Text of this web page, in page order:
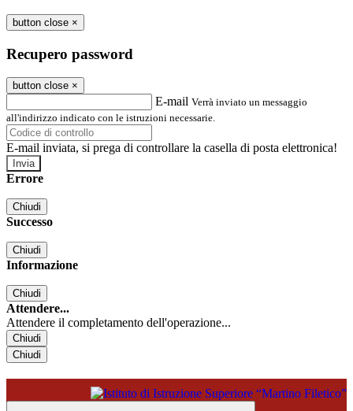
button close ×
Recupero password
button close ×
E-mail Verrà inviato un messaggio
all'indirizzo indicato con le istruzioni necessarie.
E-mail inviata, si prega di controllare la casella di posta elettronica!
Errore
Chiudi
Successo
Chiudi
Informazione
Chiudi
Attendere...
Attendere il completamento dell'operazione...
Chiudi
Chiudi